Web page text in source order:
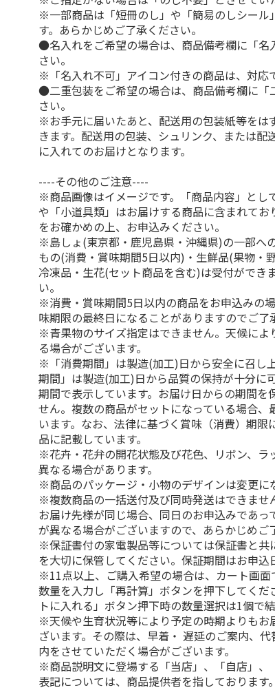
※一部商品は「短冊のし」や「簡易のしシール
す。あらかじめご了承ください。
●名入れをご希望の場合は、商品備考欄に「名
さい。
※「名入れ不可」アイコン付きの商品は、対応
●二重包装をご希望の場合は、商品備考欄に「
さい。
※お手元に届いたあと、配送用の包装紙等をは
きます。配送用の包装、シュリンク、または配
に入れてのお届けとなります。
----その他のご注意----
※商品画像はイメージです。「商品内容」とし
や「小道具類」はお届けする商品に含まれてお
をお確かめの上、お申込みください。
※島しょ(東京都・鹿児島県・沖縄県)の一部へ
もの(消費・賞味期間5日以内)・生鮮品(果物・
冷凍品・生花(セット商品を含む)は受付ができ
い。
※消費・賞味期間5日以内の商品をお申込みの
味期限の最終日になることがありますのでご了
※青果物のサイズ指定はできません。天候によ
る場合がございます。
※「消費期間」は製造(加工)日から安全に召し
期間」は製造(加工)日から品質の保持が十分に
期間で表示しています。お届け日からの期間を
せん。複数の商品がセットになっている場合、
います。なお、法律に基づく賞味（消費）期限
品に記載しています。
※花卉・花弁の開花状態及び花色、リボン、ラ
異なる場合があります。
※商品のパッケージ・小物のデザインは変更に
※複数商品の一括送付及び同時発送はできませ
お届け先様が同じ場合、同日のお申込みであっ
が異なる場合がございますので、あらかじめご
※保証書付の家電製品等については保証書と共
を大切に保管してください。保証期間はお申込
※11点以上、ご購入希望の場合は、カート画
数量を入力し「再計算」ボタンを押下してくだ
トに入れる」ボタン押下時の数量選択は1個で結
※天候や生育状況等により予定の時期よりもお
ざいます。その際は、早着・ 遅延のご案内、
内をさせていただく場合がございます。
※商品説明文に登場する「当店」、「自店」、
表記については、商品提供者を指しております。